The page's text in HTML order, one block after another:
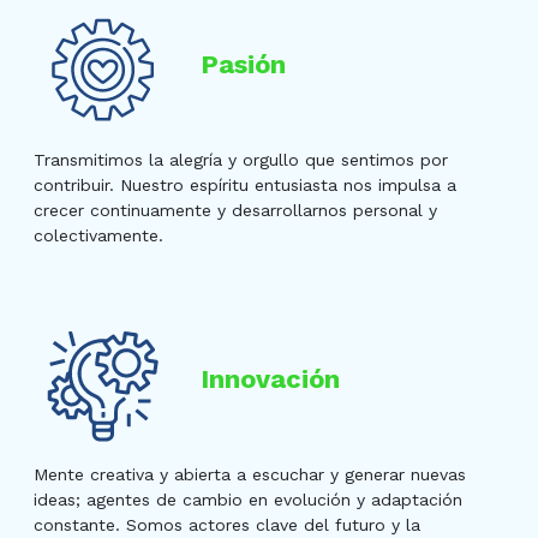
Pasión
Transmitimos la alegría y orgullo que sentimos por
contribuir. Nuestro espíritu entusiasta nos impulsa a
crecer continuamente y desarrollarnos personal y
colectivamente.
Innovación
Mente creativa y abierta a escuchar y generar nuevas
ideas; agentes de cambio en evolución y adaptación
constante. Somos actores clave del futuro y la